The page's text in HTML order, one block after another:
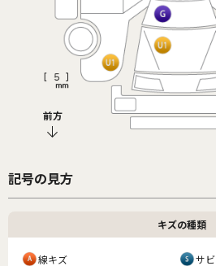
前方
記号の見方
キズの種類
線キズ サビ